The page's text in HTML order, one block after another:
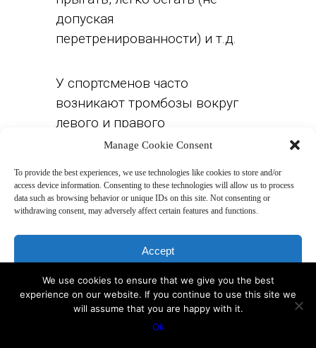
Manage Cookie Consent
To provide the best experiences, we use technologies like cookies to store and/or
access device information. Consenting to these technologies will allow us to process
data such as browsing behavior or unique IDs on this site. Not consenting or
withdrawing consent, may adversely affect certain features and functions.
Accept
Deny
View preferences
допуская
перетренированности) и т.д.
У спортсменов часто
возникают тромбозы вокруг
левого и правого
лимфатического протока
перетренированности.
Движение лимфы
причине значительной
перегрузки мышц, в частности,
шеи. Перекаченные мышцы
шеи могут сильно затруднять
We use cookies to ensure that we give you the best
experience on our website. If you continue to use this site we
will assume that you are happy with it.
Ok